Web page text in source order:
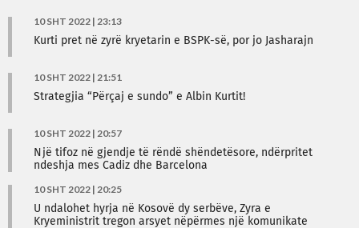
10 SHT 2022 | 23:13
Kurti pret në zyrë kryetarin e BSPK-së, por jo Jasharajn
10 SHT 2022 | 21:51
Strategjia “Përçaj e sundo” e Albin Kurtit!
10 SHT 2022 | 20:57
Një tifoz në gjendje të rëndë shëndetësore, ndërpritet
ndeshja mes Cadiz dhe Barcelona
10 SHT 2022 | 20:25
U ndalohet hyrja në Kosovë dy serbëve, Zyra e
Kryeministrit tregon arsyet nëpërmes një komunikate